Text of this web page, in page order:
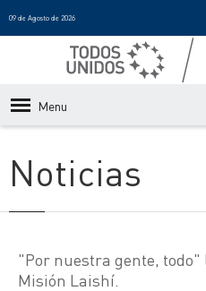
09 de Agosto de 2026
Menu
Noticias
"Por nuestra gente, todo"
Misión Laishí.